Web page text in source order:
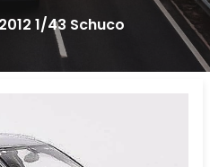
1/43 Schuco